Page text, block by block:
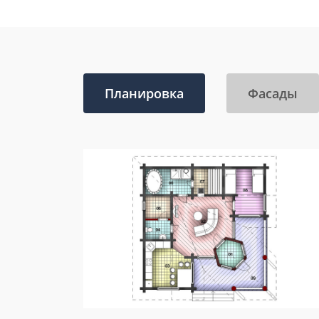
Планировка Фасады